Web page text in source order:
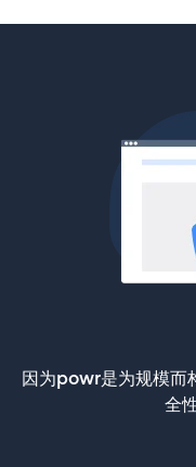
因为powr是为规模而
全